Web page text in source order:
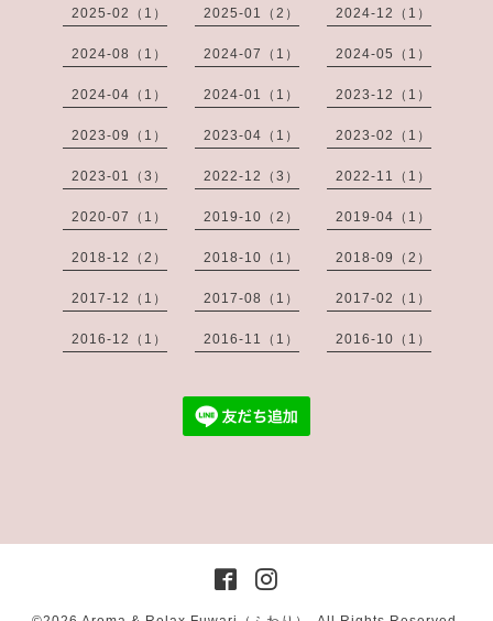
2025-02（1） 2025-01（2） 2024-12（1）
2024-08（1） 2024-07（1） 2024-05（1）
2024-04（1） 2024-01（1） 2023-12（1）
2023-09（1） 2023-04（1） 2023-02（1）
2023-01（3） 2022-12（3） 2022-11（1）
2020-07（1） 2019-10（2） 2019-04（1）
2018-12（2） 2018-10（1） 2018-09（2）
2017-12（1） 2017-08（1） 2017-02（1）
2016-12（1） 2016-11（1） 2016-10（1）